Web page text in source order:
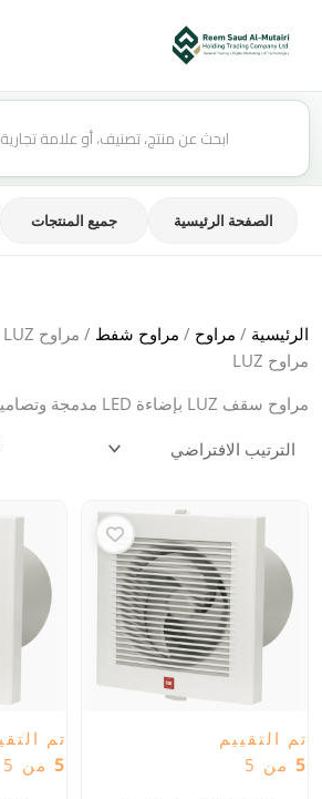
Products
الصفحة الرئيسية جميع المنتجات
الرئيسية / مراوح / مراوح شفط / مراوح LUZ
مراوح LUZ
مراوح سقف LUZ بإضاءة LED مدمجة وتصاميم فاخرة
تم التقييم
5 من 5
تم
5 من 5